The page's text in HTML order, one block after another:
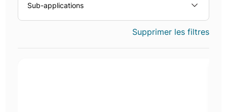
Sub-applications
Supprimer les filtres